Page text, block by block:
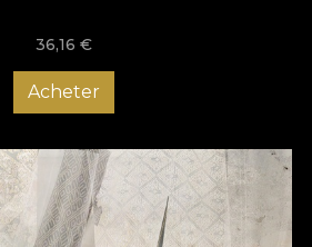
36,16 €
Acheter